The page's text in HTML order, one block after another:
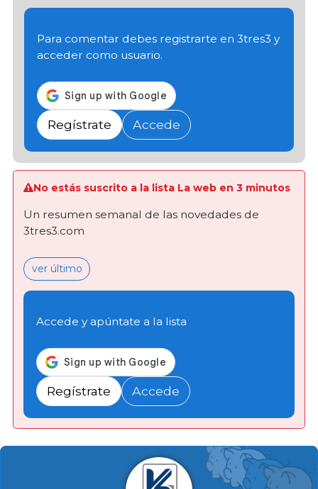
Para comentar debes registrarte en 3tres3 y
acceder como usuario.
Regístrate Accede
No estás suscrito a la lista La web en 3 minutos
Un resumen semanal de las novedades de
3tres3.com
ver último
Accede y apúntate a la lista
Regístrate Accede